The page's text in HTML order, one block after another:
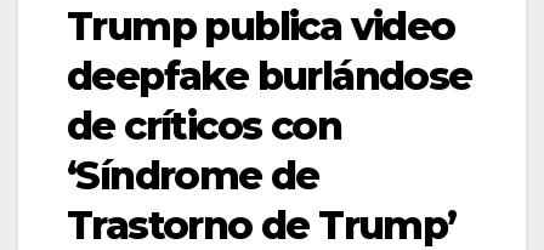
Trump publica video
deepfake burlándose
de críticos con
‘Síndrome de
Trastorno de Trump’